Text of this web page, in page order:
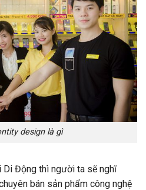
design là gì
Di Động thì người ta sẽ nghĩ
bán sản phẩm công nghệ